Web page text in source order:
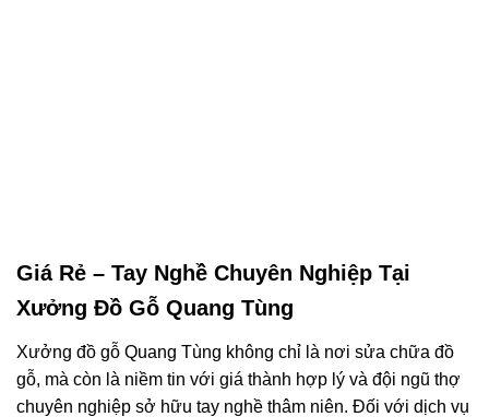
Giá Rẻ – Tay Nghề Chuyên Nghiệp Tại
Xưởng Đồ Gỗ Quang Tùng
Xưởng đồ gỗ Quang Tùng không chỉ là nơi sửa chữa đồ
gỗ, mà còn là niềm tin với giá thành hợp lý và đội ngũ thợ
chuyên nghiệp sở hữu tay nghề thâm niên. Đối với dịch vụ